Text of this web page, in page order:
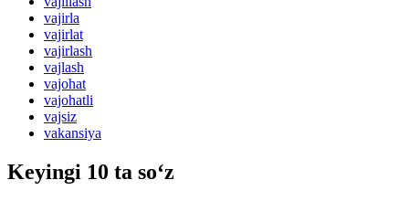
vajirla
vajirlat
vajirlash
vajlash
vajohat
vajohatli
vajsiz
vakansiya
Keyingi 10 ta so‘z